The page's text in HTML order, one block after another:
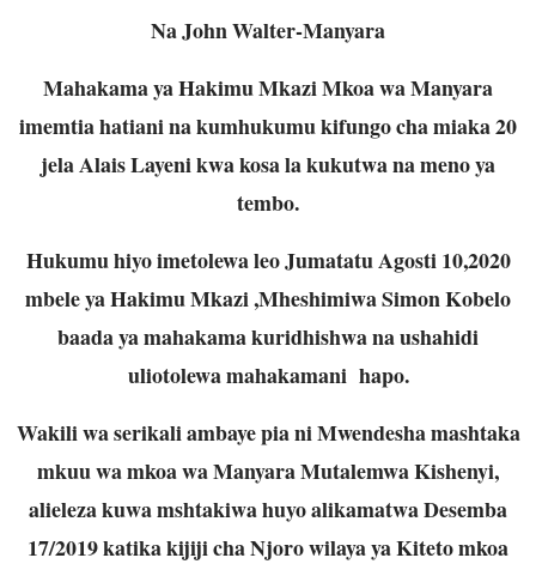
Na John Walter-Manyara
Mahakama ya Hakimu Mkazi Mkoa wa Manyara
imemtia hatiani na kumhukumu kifungo cha miaka 20
jela Alais Layeni kwa kosa la kukutwa na meno ya
tembo.
Hukumu hiyo imetolewa leo Jumatatu Agosti 10,2020
mbele ya Hakimu Mkazi ,Mheshimiwa Simon Kobelo
baada ya mahakama kuridhishwa na ushahidi
uliotolewa mahakamani hapo.
Wakili wa serikali ambaye pia ni Mwendesha mashtaka
mkuu wa mkoa wa Manyara Mutalemwa Kishenyi,
alieleza kuwa mshtakiwa huyo alikamatwa Desemba
17/2019 katika kijiji cha Njoro wilaya ya Kiteto mkoa